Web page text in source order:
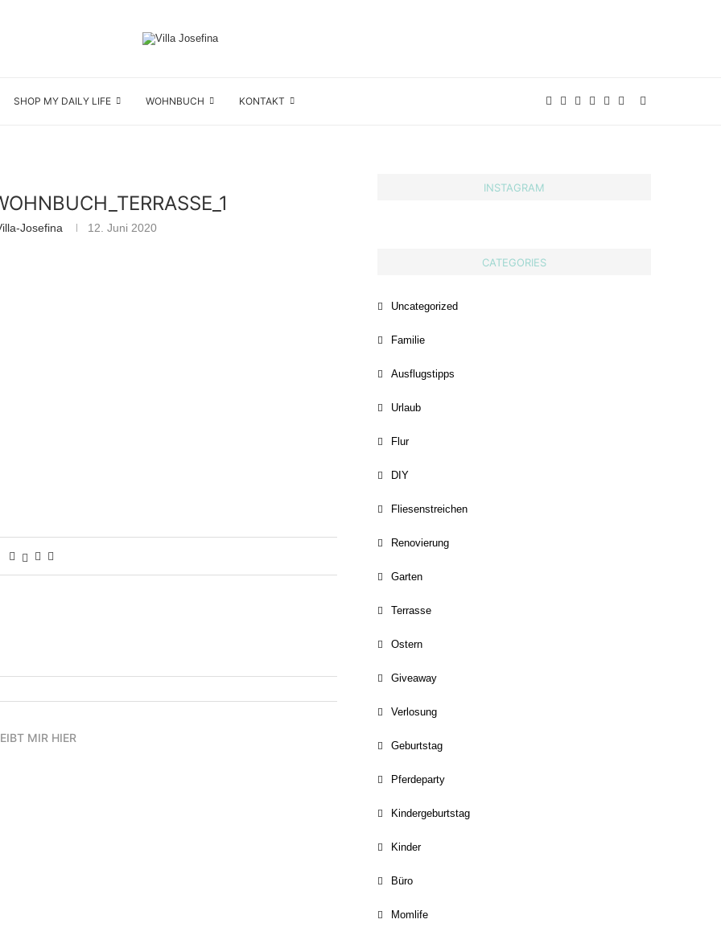
SHOP MY DAILY LIFE WOHNBUCH KONTAKT
Josefina 12. Juni 2020
MIR HIER
INSTAGRAM
CATEGORIES
Uncategorized
Familie
Ausflugstipps
Urlaub
Flur
DIY
Fliesenstreichen
Renovierung
Garten
Terrasse
Ostern
Giveaway
Verlosung
Geburtstag
Pferdeparty
Kindergeburtstag
Kinder
Büro
Momlife